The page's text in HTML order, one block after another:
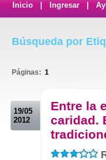
Inicio Ingresar
Búsqueda por
Páginas: 1
19/05
2012
Entre la
caridad.